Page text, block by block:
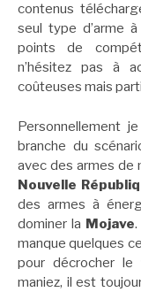
contenus
seul type d’arme
points de
n’hésitez pas à
coûteuses mais
Personnellement
branche du
avec des armes de
Nouvelle
des armes à
dominer la Mojave
manque quelques
pour décrocher le
maniez, il est